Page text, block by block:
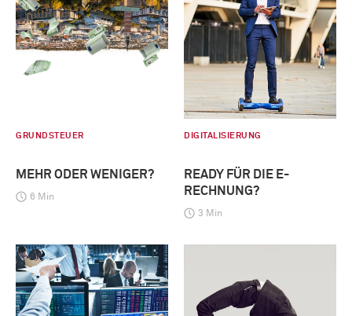
GRUNDSTEUER
MEHR ODER WENIGER?
6 Min
DIGITALISIERUNG
READY FÜR DIE E-
RECHNUNG?
3 Min